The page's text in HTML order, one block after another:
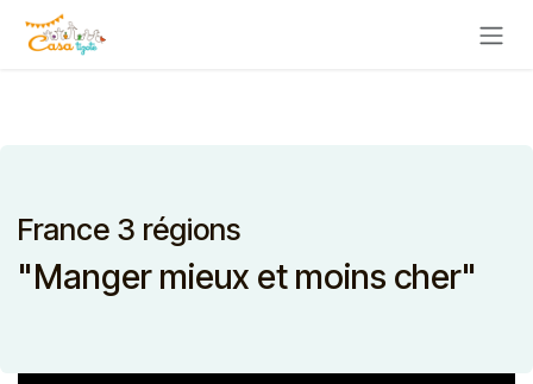
Se rendre au contenu
France 3 régions
"Manger mieux et moins cher"